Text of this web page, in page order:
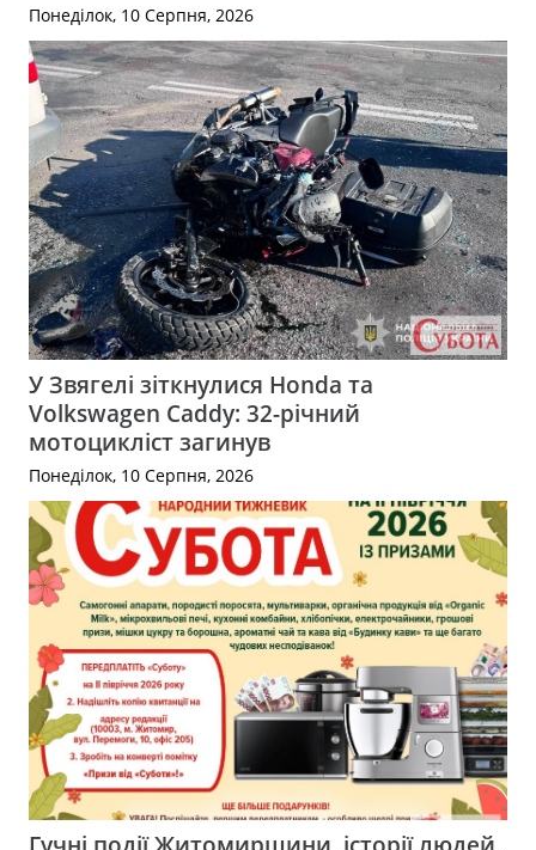
Понеділок, 10 Серпня, 2026
У Звягелі зіткнулися Honda та
Volkswagen Caddy: 32-річний
мотоцикліст загинув
Понеділок, 10 Серпня, 2026